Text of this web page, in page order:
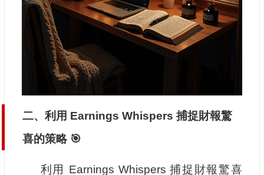
二、利用 Earnings Whispers 捕捉財報驚
喜的策略 🎯
利用 Earnings Whispers 捕捉財報驚喜